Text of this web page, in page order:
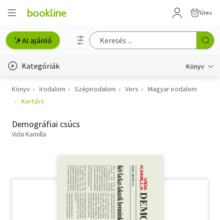
Üres
AI ajánló
Kategóriák Könyv
Életmód, egészség
Gyermek- és ifjúsági
Hobbi, szabadidő
Könyv Irodalom Szépirodalom Vers
Magyar irodalom
Kortárs
Demográfiai csúcs
Vida Kamilla